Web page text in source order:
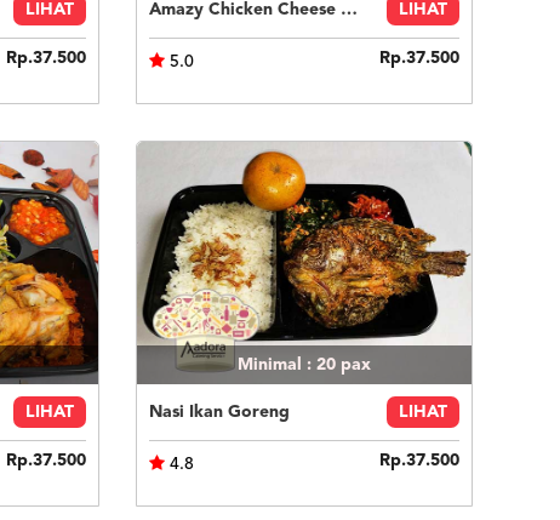
LIHAT
Rp.37.500
Amazy Chicken Cheese Sauce LIHAT
5.0 Rp.37.500
LIHAT
Rp.37.500
Minimal : 20 pax
Nasi Ikan Goreng LIHAT
4.8 Rp.37.500